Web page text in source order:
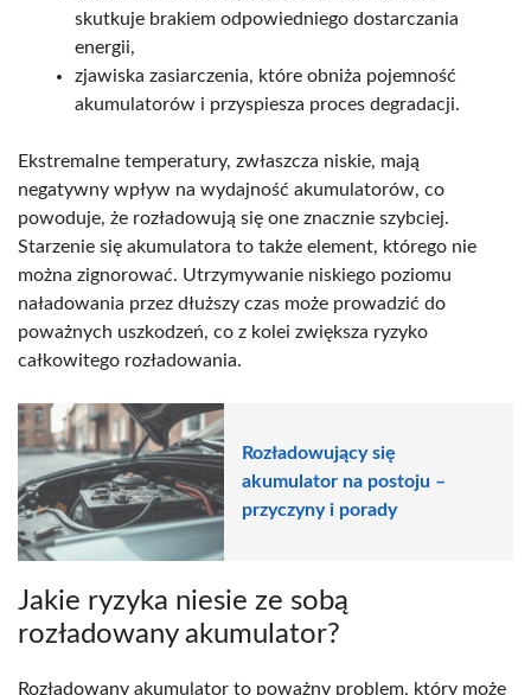
skutkuje brakiem odpowiedniego dostarczania
energii,
zjawiska zasiarczenia, które obniża pojemność
akumulatorów i przyspiesza proces degradacji.
Ekstremalne temperatury, zwłaszcza niskie, mają
negatywny wpływ na wydajność akumulatorów, co
powoduje, że rozładowują się one znacznie szybciej.
Starzenie się akumulatora to także element, którego nie
można zignorować. Utrzymywanie niskiego poziomu
naładowania przez dłuższy czas może prowadzić do
poważnych uszkodzeń, co z kolei zwiększa ryzyko
całkowitego rozładowania.
Rozładowujący się
akumulator na postoju –
przyczyny i porady
Jakie ryzyka niesie ze sobą
rozładowany akumulator?
Rozładowany akumulator to poważny problem, który może